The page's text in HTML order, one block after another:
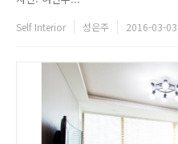
Self Interior 성은주 2016-03-03